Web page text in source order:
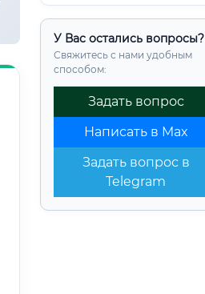
У Вас остались вопросы?
Свяжитесь с нами удобным
способом:
Задать вопрос
Написать в Max
Задать вопрос в
Telegram